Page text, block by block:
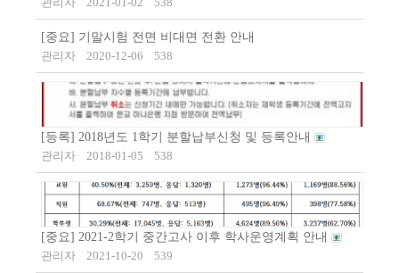
[중요] 기말시험 전면 비대면 전환 안내
관리자
2020-12-06 538
[등록] 2018년도 1학기 분할납부신청 및 등록안내
관리자
2018-01-05 538
[중요] 2021-2학기 중간고사 이후 학사운영계획 안내
관리자
2021-10-20 539